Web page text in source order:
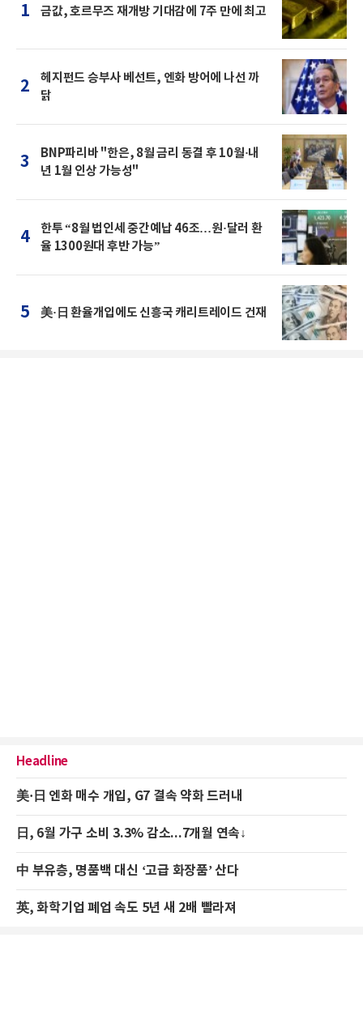
1 금값, 호르무즈 재개방 기대감에 7주 만에 최고
2
헤지펀드 승부사 베선트, 엔화 방어에 나선 까
닭
3
BNP파리바 "한은, 8월 금리 동결 후 10월·내
년 1월 인상 가능성"
4
한투 “8월 법인세 중간예납 46조…원·달러 환
율 1300원대 후반 가능”
5 美·日 환율개입에도 신흥국 캐리트레이드 건재
Headline
美·日 엔화 매수 개입, G7 결속 약화 드러내
日, 6월 가구 소비 3.3% 감소...7개월 연속↓
中 부유층, 명품백 대신 ‘고급 화장품’ 산다
英, 화학기업 폐업 속도 5년 새 2배 빨라져